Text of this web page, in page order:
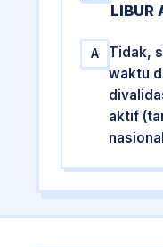
LIBUR
A
Tidak,
waktu
aktif